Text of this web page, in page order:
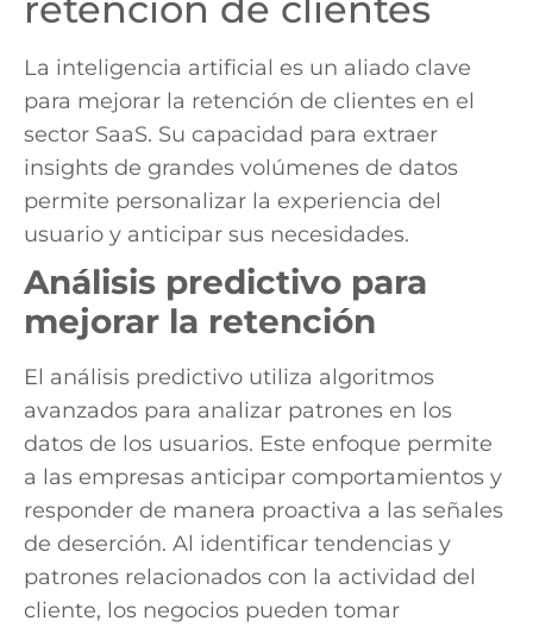
La inteligencia artificial es un aliado clave
para mejorar la retención de clientes en el
sector SaaS. Su capacidad para extraer
insights de grandes volúmenes de datos
permite personalizar la experiencia del
usuario y anticipar sus necesidades.
Análisis predictivo para
mejorar la retención
El análisis predictivo utiliza algoritmos
avanzados para analizar patrones en los
datos de los usuarios. Este enfoque permite
a las empresas anticipar comportamientos y
responder de manera proactiva a las señales
de deserción. Al identificar tendencias y
patrones relacionados con la actividad del
cliente, los negocios pueden tomar